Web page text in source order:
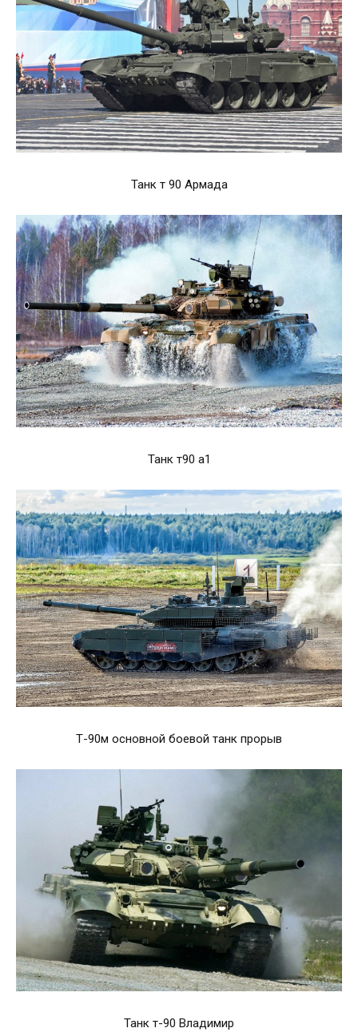
Танк т 90 Армада
Танк т90 а1
Т-90м основной боевой танк прорыв
Танк т-90 Владимир